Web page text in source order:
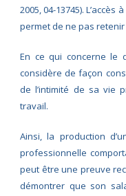
2005, 04-13745).
permet de ne pas
En ce qui concerne le
considère de façon
de l’intimité de sa vie
travail.
Ainsi, la production
professionnelle
peut être une preuve
démontrer que son